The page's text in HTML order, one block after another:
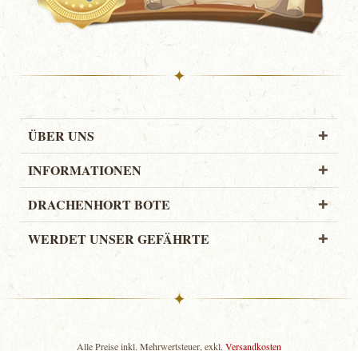
✦
ÜBER UNS
INFORMATIONEN
DRACHENHORT BOTE
WERDET UNSER GEFÄHRTE
✦
Alle Preise inkl. Mehrwertsteuer, exkl. Versandkosten